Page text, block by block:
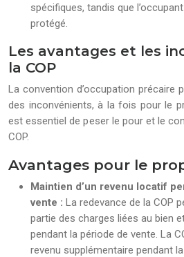
spécifiques, tandis que
protégé.
Les avantages et les
la COP
La convention d’occupation précaire
des inconvénients, à la fois pour le
est essentiel de peser le pour et le
COP.
Avantages pour le
Maintien d’un revenu locatif
vente : La redevance de la COP
partie des charges liées au bien
pendant la période de vente. La
revenu supplémentaire pendant